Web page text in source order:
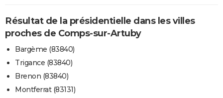
Résultat de la présidentielle dans les villes
proches de Comps-sur-Artuby
Bargème (83840)
Trigance (83840)
Brenon (83840)
Montferrat (83131)